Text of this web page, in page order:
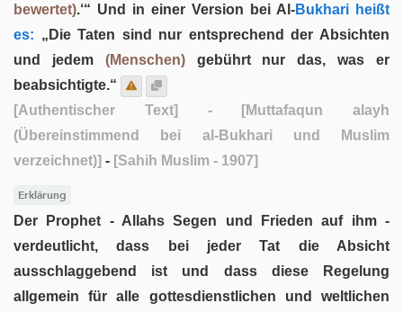
bewertet).‘“ Und in einer Version bei Al-Bukhari heißt
es: „Die Taten sind nur entsprechend der Absichten
und jedem (Menschen)gebührt nur das, was er
beabsichtigte.“
[Authentischer Text]
- [Muttafaqun alayh
(Übereinstimmend bei al-Bukhari und Muslim
verzeichnet)] - [Sahih Muslim - 1907]
Erklärung
Der Prophet - Allahs Segen und Frieden auf ihm -
verdeutlicht, dass bei jeder Tat die Absicht
ausschlaggebend ist und dass diese Regelung
allgemein für alle gottesdienstlichen und weltlichen